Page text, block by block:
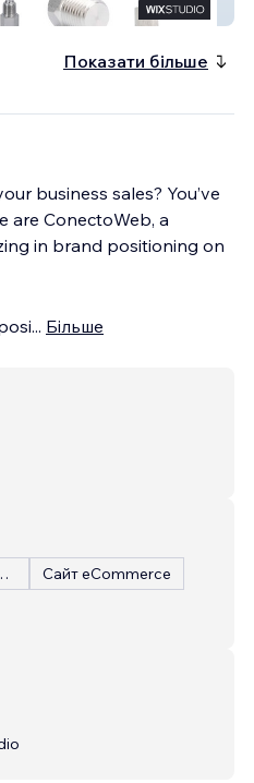
Показати більше
business sales? You’ve
are ConectoWeb, a
in brand positioning on
... Більше
сайту
Сайт eCommerce